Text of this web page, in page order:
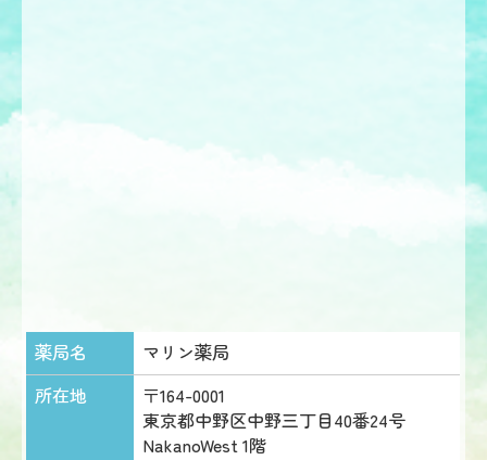
薬局名
マリン薬局
所在地
〒164-0001
東京都中野区中野三丁目40番24号
NakanoWest 1階